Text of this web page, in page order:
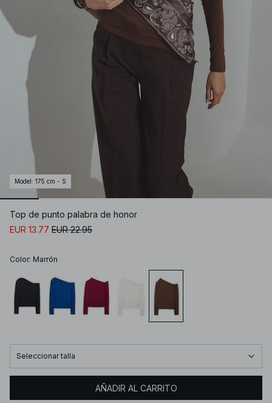
Model : 175 cm - S
Top de punto palabra de honor
EUR 13.77 EUR 22.95
Color: Marrón
Seleccionar talla
AÑADIR AL CARRITO